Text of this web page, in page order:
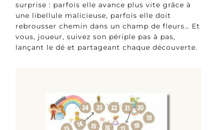
surprise : parfois elle avance plus vite grâce à
une libellule malicieuse, parfois elle doit
rebrousser chemin dans un champ de fleurs… Et
vous, joueur, suivez son périple pas à pas,
lançant le dé et partageant chaque découverte.